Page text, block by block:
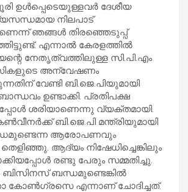
ഉള്‍പ്പെടെയുള്ളവര്‍ ദേശീയ
നിലപാട്
ഞങ്ങള്‍ തിരഞ്ഞെടുപ്പ്
എന്നാല്‍ കേരളത്തില്‍
നേതൃത്വത്തിലുള്ള സി.പി.എം
അന്വേഷണം
വേണ്ടി ബി.ജെ.പിയുമായി
ഉണ്ടാക്കി. പ്രതിപക്ഷ
ശരിയാണെന്നു വ്യക്തമായി.
ബി.ജെ.പി മന്ത്രിയുമായി
ആരോപണവും
ആദ്യം നിഷേധിച്ചെങ്കിലും
രണ്ടു പേരും സമ്മതിച്ചു.
ബിസിനസ് ബന്ധമുണ്ടെങ്കില്‍
കോണ്‍ഗ്രസെ എന്നാണ് ചോദിച്ചത്.